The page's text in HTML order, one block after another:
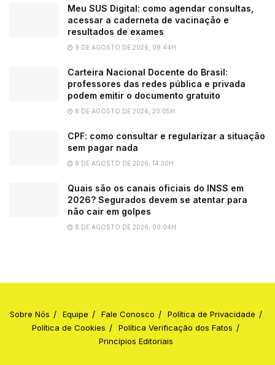
Meu SUS Digital: como agendar consultas,
acessar a caderneta de vacinação e
resultados de exames
9 DE AGOSTO DE 2026, 09:44H
Carteira Nacional Docente do Brasil:
professores das redes pública e privada
podem emitir o documento gratuito
8 DE AGOSTO DE 2026, 20:05H
CPF: como consultar e regularizar a situação
sem pagar nada
8 DE AGOSTO DE 2026, 14:30H
Quais são os canais oficiais do INSS em
2026? Segurados devem se atentar para
não cair em golpes
8 DE AGOSTO DE 2026, 09:04H
Sobre Nós Equipe Fale Conosco
Política de Privacidade
Política de Cookies
Política Verificação dos Fatos
Princípios Editoriais